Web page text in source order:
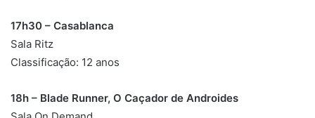
17h30 – Casablanca
Sala Ritz
Classificação: 12 anos
18h – Blade Runner, O Caçador de Androides